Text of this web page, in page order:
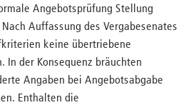
Angebotsprüfung Stellung
Auffassung des Vergabesenates
keine übertriebene
In der Konsequenz bräuchten
Angaben bei Angebotsabgabe
Enthalten die